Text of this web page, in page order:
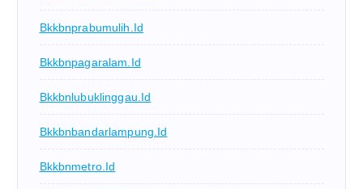
Bkkbnprabumulih.id
Bkkbnpagaralam.id
Bkkbnlubuklinggau.id
Bkkbnbandarlampung.id
Bkkbnmetro.id